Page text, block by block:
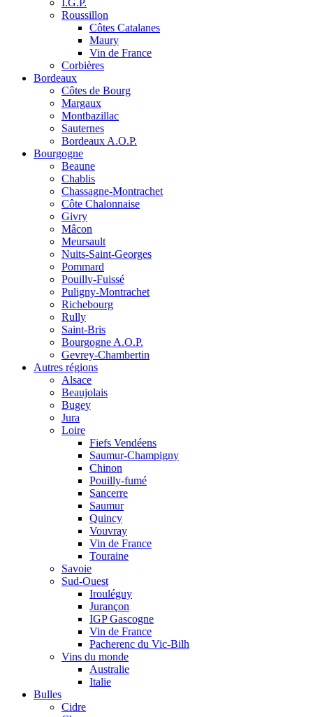
I.G.P.
Roussillon
Côtes Catalanes
Maury
Vin de France
Corbières
Bordeaux
Côtes de Bourg
Margaux
Montbazillac
Sauternes
Bordeaux A.O.P.
Bourgogne
Beaune
Chablis
Chassagne-Montrachet
Côte Chalonnaise
Givry
Mâcon
Meursault
Nuits-Saint-Georges
Pommard
Pouilly-Fuissé
Puligny-Montrachet
Richebourg
Rully
Saint-Bris
Bourgogne A.O.P.
Gevrey-Chambertin
Autres régions
Alsace
Beaujolais
Bugey
Jura
Loire
Fiefs Vendéens
Saumur-Champigny
Chinon
Pouilly-fumé
Sancerre
Saumur
Quincy
Vouvray
Vin de France
Touraine
Savoie
Sud-Ouest
Irouléguy
Jurançon
IGP Gascogne
Vin de France
Pacherenc du Vic-Bilh
Vins du monde
Australie
Italie
Bulles
Cidre